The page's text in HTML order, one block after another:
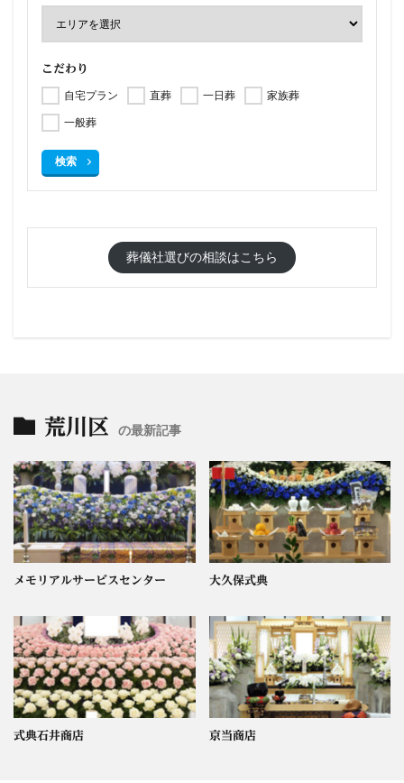
こだわり
自宅プラン 直葬 一日葬
家族葬
一般葬
検索
葬儀社選びの相談はこちら
荒川区 の最新記事
メモリアルサービスセンター 大久保式典
式典石井商店 京当商店